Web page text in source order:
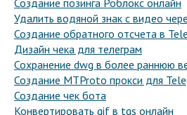
Создание позинга Роблокс онлайн
Удалить водяной знак с видео
Создание обратного отсчета в
Дизайн чека для телеграм
Сохранение dwg в более раннюю
Создание MTProto прокси для
Создание чек бота
Конвертировать gif в tgs онлайн